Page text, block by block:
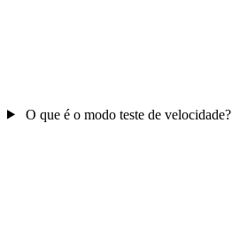
O que é o modo teste de velocidade?